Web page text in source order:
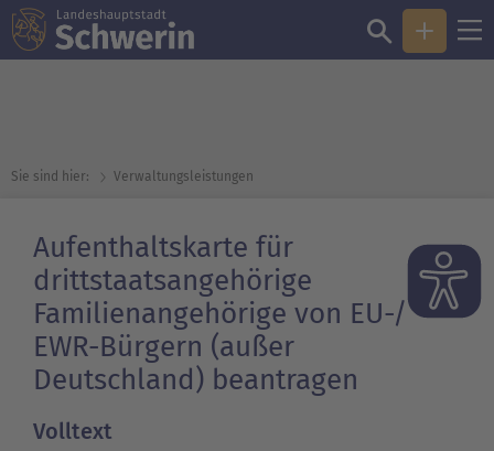
Sie sind hier: Verwaltungsleistungen
Aufenthaltskarte für
drittstaatsangehörige
Familienangehörige von EU-/
EWR-Bürgern (außer
Deutschland) beantragen
Volltext